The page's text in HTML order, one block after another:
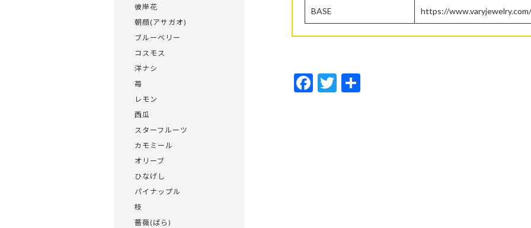
BASE https://www.varyjewelry.com/
F
ac
T
w
彼岸花
朝顔(アサガオ)
ブルーベリー
コスモス
洋ナシ
苺
レモン
西瓜
スターフルーツ
カモミール
オリーブ
ひなげし
パイナップル
枝
薔薇(ばら)